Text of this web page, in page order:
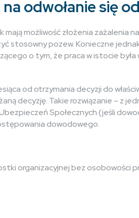
odwołanie się
mają możliwość złożenia zażalenia
stosowny pozew. Konieczne
o tym, że praca w istocie
od otrzymania decyzji do
decyzję. Takie rozwiązanie – z
Społecznych (jeśli
dowodowego.
organizacyjnej bez osobowości